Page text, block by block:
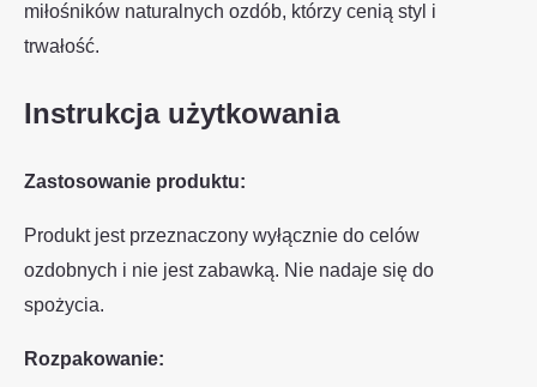
miłośników naturalnych ozdób, którzy cenią styl i
trwałość.
Instrukcja użytkowania
Zastosowanie produktu:
Produkt jest przeznaczony wyłącznie do celów
ozdobnych i nie jest zabawką. Nie nadaje się do
spożycia.
Rozpakowanie: